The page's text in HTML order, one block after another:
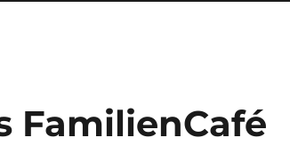
FamilienCafé